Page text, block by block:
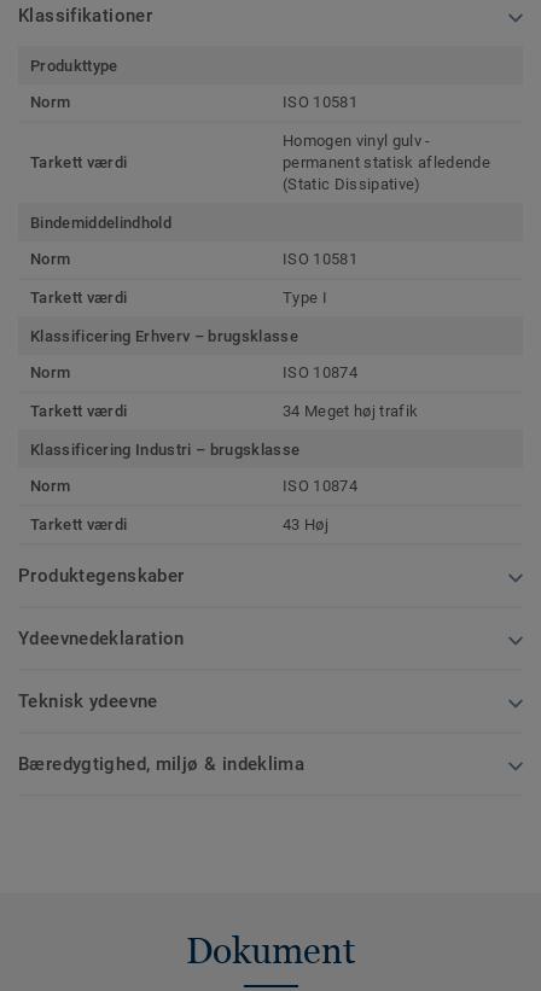
Klassifikationer
Produkttype
Norm
ISO 10581
Tarkett værdi
Homogen vinyl gulv -
permanent statisk afledende
(Static Dissipative)
Bindemiddelindhold
Norm
ISO 10581
Tarkett værdi Type I
Klassificering Erhverv – brugsklasse
Norm
ISO 10874
Tarkett værdi 34 Meget høj trafik
Klassificering Industri – brugsklasse
Norm
ISO 10874
Tarkett værdi 43 Høj
Produktegenskaber
Ydeevnedeklaration
Teknisk ydeevne
Bæredygtighed, miljø & indeklima
Dokument